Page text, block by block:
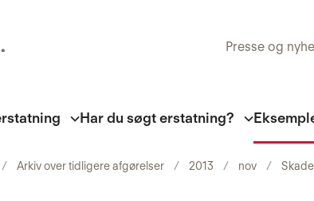
Presse og
Har du søgt erstatning?
Arkiv over tidligere afgørelser 2013 nov